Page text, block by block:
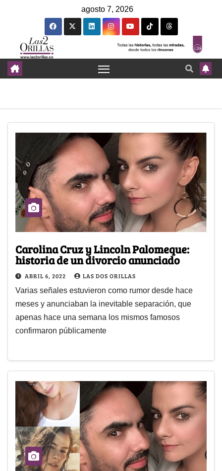
agosto 7, 2026
Carolina Cruz y Lincoln Palomeque:
historia de un divorcio anunciado
ABRIL 6, 2022 LAS DOS ORILLAS
Varias señales estuvieron como rumor desde hace
meses y anunciaban la inevitable separación, que
apenas hace una semana los mismos famosos
confirmaron públicamente